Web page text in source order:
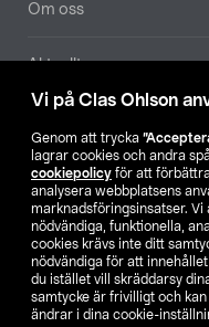
Vi på Clas Ohlson
Genom att trycka
lagrar cookies och andra
cookiepolicy för att
analysera webbplatsens
marknadsföringsinsatser.
nödvändiga, funktionella,
cookies krävs inte ditt
nödvändiga för att
du istället vill skräddarsy
samtycke är frivilligt och
ändrar i dina cookie-
Om oss
Aktuellt